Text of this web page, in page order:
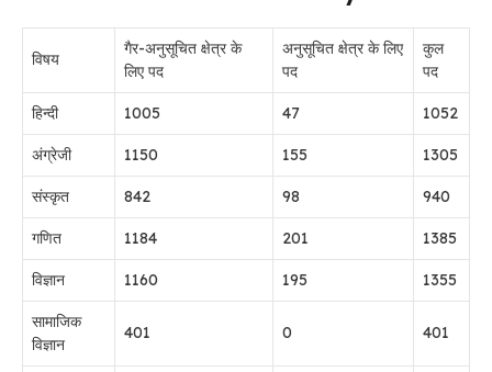
विषय
गैर-अनुसूचित क्षेत्र के
लिए पद
अनुसूचित क्षेत्र के लिए
पद
कुल
पद
हिन्दी 1005 47 1052
अंग्रेजी 1150 155 1305
संस्कृत 842 98 940
गणित 1184 201 1385
विज्ञान 1160 195 1355
सामाजिक
विज्ञान
401 0 401